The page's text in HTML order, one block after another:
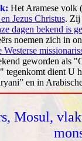
Het Aramese volk
Jezus Christus. Zij
dagen bekend is
noemen zich in
geworden als
dient U
ryani” en in
Mosul,